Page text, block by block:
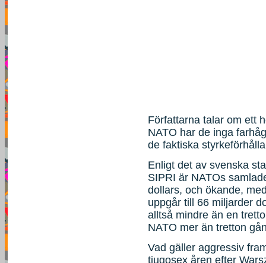
Författarna talar om ett
NATO har de inga
de faktiska
Enligt det av svenska
SIPRI är NATOs
dollars, och ökande,
uppgår till 66 miljarder
alltså mindre än en
NATO mer än tretton
Vad gäller aggressiv
tjugosex åren efter